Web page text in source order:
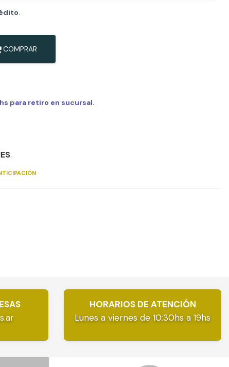
.
COMPRAR
para retiro en sucursal.
.
HORARIOS DE ATENCIÓN
Lunes a viernes de 10:30hs a 19hs